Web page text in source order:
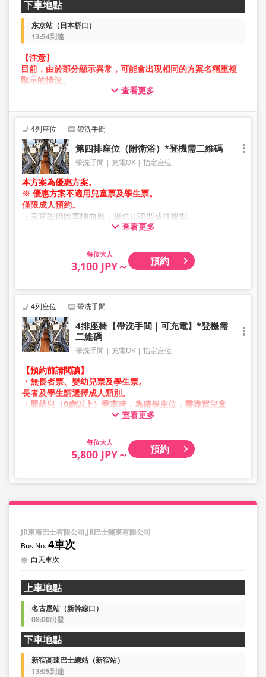
下車地點
东京站（日本桥口）
13:54到達
【注意】
目前，由於部分顯示異常，可能會出現相同的方案名稱重複
顯示的情況。
在此情況下，預約操作過程中可能會發生錯誤。
案進行預約。
查看更多
4列座位 帶洗手間
第四排座位（附衛浴）*登機需二維碼
帶洗手間 充電OK 指定座位
本方案為優惠方案。
※ 優惠方案不適用兒童票及學生票。
僅限成人預約。
・充電設備因車輛而異，提供USB型或插座型。
・因加班車或車輛維修等因素，車輛及座位規格可能於未事
查看更多
大人
3,100 JPY～ 預約
4列座位 帶洗手間
4排座椅【帶洗手間｜可充電】*登機需
二維碼
帶洗手間 充電OK 指定座位
【預約前請閱讀】
・無長者票、嬰幼兒票及學生票。
長者及學生請選擇成人類別。
・嬰幼兒（0歲以上）乘車時，為確保座位，需購買兒童
・凌晨1點至5點期間因系統維護，無法進行預約。
・庫存狀況並非即時顯示。
・部分站點可能不提供相關服務。
查看更多
大人
5,800 JPY～ 預約
JR東海巴士有限公司,JR巴士關東有限公司
4車次
白天車次
上車地點
名古屋站（新幹線口）
08:00出發
下車地點
新宿高速巴士總站（新宿站）
13:05到達